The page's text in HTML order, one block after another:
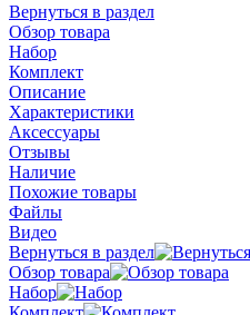
Вернуться в раздел
Обзор товара
Набор
Комплект
Описание
Характеристики
Аксессуары
Отзывы
Наличие
Похожие товары
Файлы
Видео
Вернуться в раздел
Обзор товара
Набор